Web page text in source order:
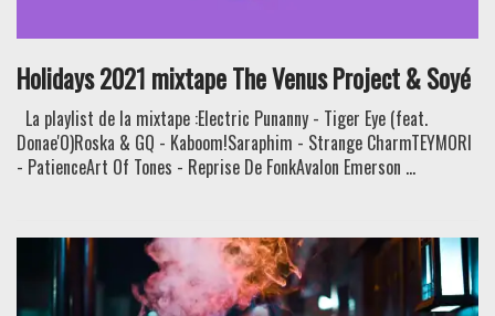
Holidays 2021 mixtape The Venus Project & Soyé
La playlist de la mixtape :Electric Punanny - Tiger Eye (feat.
Donae'O)Roska & GQ - Kaboom!Saraphim - Strange CharmTEYMORI
- PatienceArt Of Tones - Reprise De FonkAvalon Emerson ...